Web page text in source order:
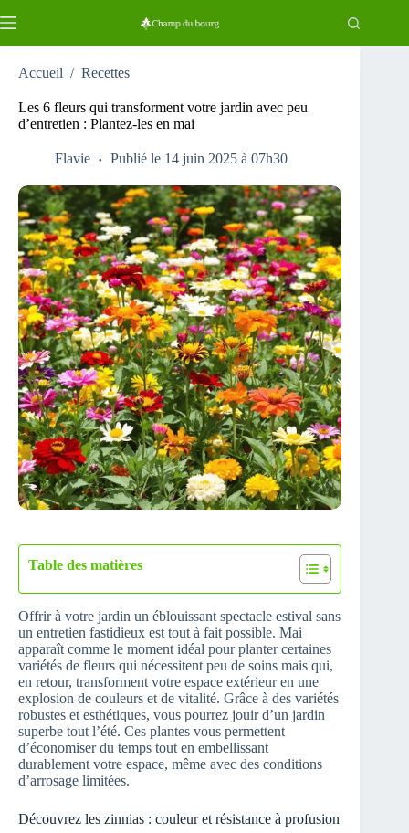
au
Accueil / Recettes
Les 6 fleurs qui transforment votre jardin avec peu
d’entretien : Plantez-les en mai
Flavie Publié le 14 juin 2025 à 07h30
Table des matières
Offrir à votre jardin un éblouissant spectacle estival sans
un entretien fastidieux est tout à fait possible. Mai
apparaît comme le moment idéal pour planter certaines
variétés de fleurs qui nécessitent peu de soins mais qui,
en retour, transforment votre espace extérieur en une
explosion de couleurs et de vitalité. Grâce à des variétés
robustes et esthétiques, vous pourrez jouir d’un jardin
superbe tout l’été. Ces plantes vous permettent
d’économiser du temps tout en embellissant
durablement votre espace, même avec des conditions
d’arrosage limitées.
Découvrez les zinnias : couleur et résistance à profusion